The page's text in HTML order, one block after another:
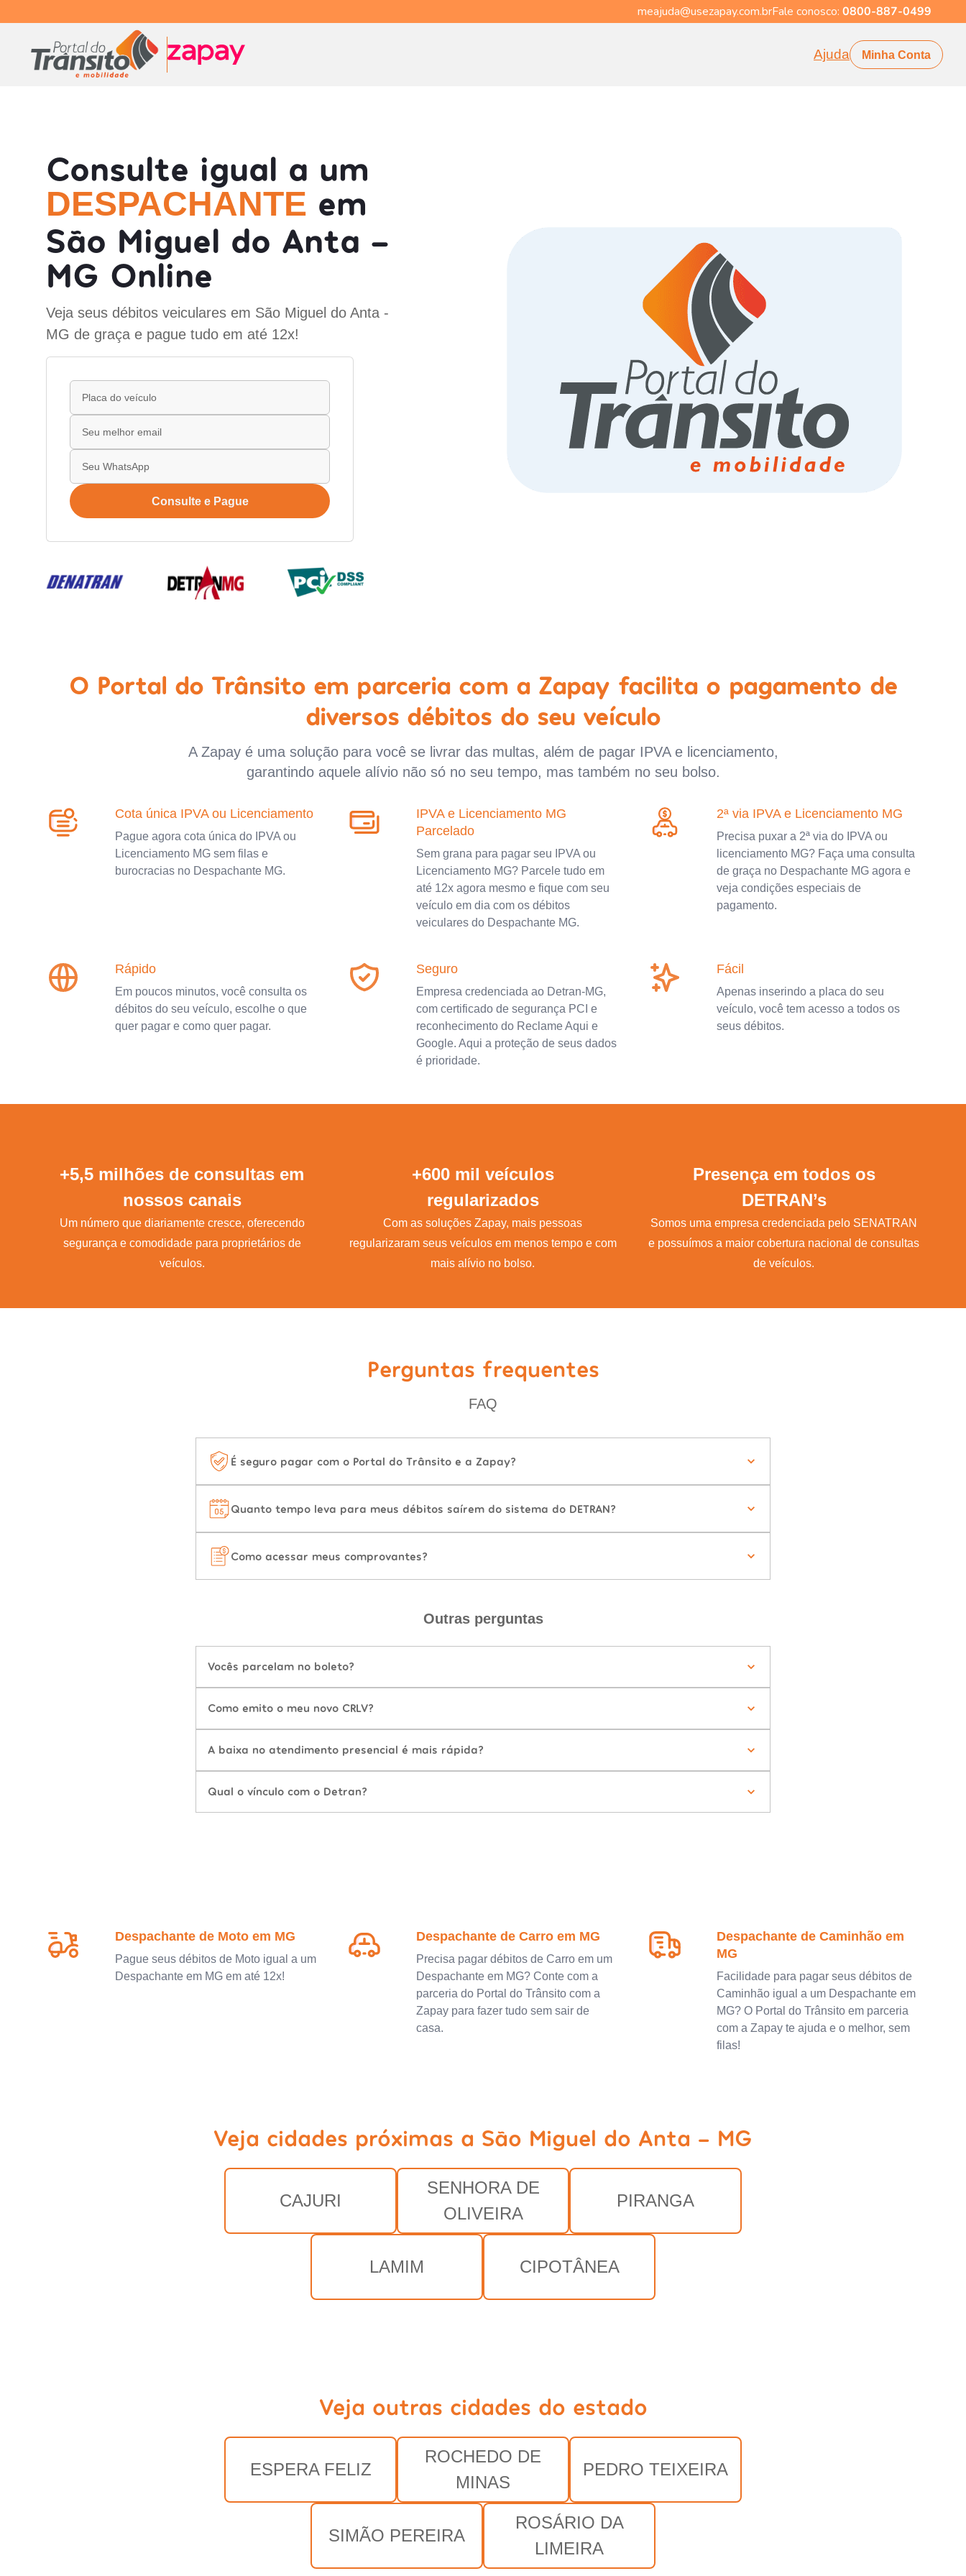
meajuda@usezapay.com.brFale conosco: 0800-887-0499
Ajuda Minha Conta
Consulte igual a um
DESPACHANTE em
São Miguel do Anta -
MG Online
Veja seus débitos veiculares em São Miguel do Anta -
MG de graça e pague tudo em até 12x!
Consulte e Pague
O Portal do Trânsito em parceria com a Zapay facilita o pagamento de
diversos débitos do seu veículo
A Zapay é uma solução para você se livrar das multas, além de pagar IPVA e licenciamento,
garantindo aquele alívio não só no seu tempo, mas também no seu bolso.
Cota única IPVA ou Licenciamento
Pague agora cota única do IPVA ou
Licenciamento MG sem filas e
burocracias no Despachante MG.
IPVA e Licenciamento MG
Parcelado
Sem grana para pagar seu IPVA ou
Licenciamento MG? Parcele tudo em
até 12x agora mesmo e fique com seu
veículo em dia com os débitos
veiculares do Despachante MG.
2ª via IPVA e Licenciamento MG
Precisa puxar a 2ª via do IPVA ou
licenciamento MG? Faça uma consulta
de graça no Despachante MG agora e
veja condições especiais de
pagamento.
Rápido
Em poucos minutos, você consulta os
débitos do seu veículo, escolhe o que
quer pagar e como quer pagar.
Seguro
Empresa credenciada ao Detran-MG,
com certificado de segurança PCI e
reconhecimento do Reclame Aqui e
Google. Aqui a proteção de seus dados
é prioridade.
Fácil
Apenas inserindo a placa do seu
veículo, você tem acesso a todos os
seus débitos.
+5,5 milhões de consultas em
nossos canais
Um número que diariamente cresce, oferecendo
segurança e comodidade para proprietários de
veículos.
+600 mil veículos
regularizados
Com as soluções Zapay, mais pessoas
regularizaram seus veículos em menos tempo e com
mais alívio no bolso.
Presença em todos os
DETRAN’s
Somos uma empresa credenciada pelo SENATRAN
e possuímos a maior cobertura nacional de consultas
de veículos.
Perguntas frequentes
FAQ
É seguro pagar com o Portal do Trânsito e a Zapay?
Quanto tempo leva para meus débitos saírem do sistema do DETRAN?
Como acessar meus comprovantes?
Outras perguntas
Vocês parcelam no boleto?
Como emito o meu novo CRLV?
A baixa no atendimento presencial é mais rápida?
Qual o vínculo com o Detran?
Despachante de Moto em MG
Pague seus débitos de Moto igual a um
Despachante em MG em até 12x!
Despachante de Carro em MG
Precisa pagar débitos de Carro em um
Despachante em MG? Conte com a
parceria do Portal do Trânsito com a
Zapay para fazer tudo sem sair de
casa.
Despachante de Caminhão em
MG
Facilidade para pagar seus débitos de
Caminhão igual a um Despachante em
MG? O Portal do Trânsito em parceria
com a Zapay te ajuda e o melhor, sem
filas!
Veja cidades próximas a São Miguel do Anta - MG
CAJURI
SENHORA DE
OLIVEIRA
PIRANGA
LAMIM CIPOTÂNEA
Veja outras cidades do estado
ESPERA FELIZ
ROCHEDO DE
MINAS
PEDRO TEIXEIRA
SIMÃO PEREIRA
ROSÁRIO DA
LIMEIRA